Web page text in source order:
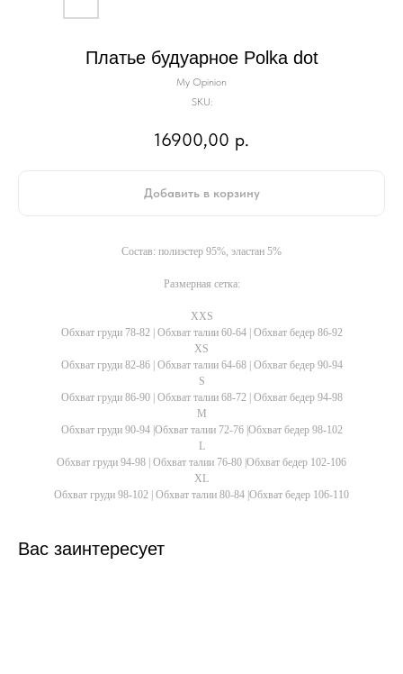
Платье будуарное Polka dot
My Opinion
SKU:
16900,00 р.
Добавить в корзину
Состав: полиэстер 95%, эластан 5%
Размерная сетка:
XXS
Обхват груди 78-82 | Обхват талии 60-64 | Обхват бедер 86-92
XS
Обхват груди 82-86 | Обхват талии 64-68 | Обхват бедер 90-94
S
Обхват груди 86-90 | Обхват талии 68-72 | Обхват бедер 94-98
M
Обхват груди 90-94 |Обхват талии 72-76 |Обхват бедер 98-102
L
Обхват груди 94-98 | Обхват талии 76-80 |Обхват бедер 102-106
XL
Обхват груди 98-102 | Обхват талии 80-84 |Обхват бедер 106-110
Вас заинтересует